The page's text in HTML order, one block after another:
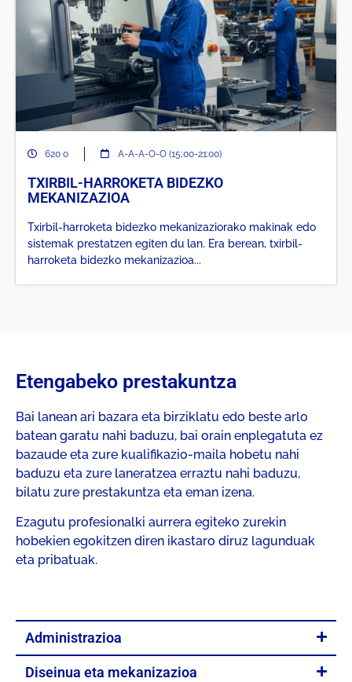
620 o A-A-A-O-O (15;00-21:00)
TXIRBIL-HARROKETA BIDEZKO
MEKANIZAZIOA
Txirbil-harroketa bidezko mekanizaziorako makinak edo
sistemak prestatzen egiten du lan. Era berean, txirbil-
harroketa bidezko mekanizazioa...
Etengabeko prestakuntza
Bai lanean ari bazara eta birziklatu edo beste arlo
batean garatu nahi baduzu, bai orain enplegatuta ez
bazaude eta zure kualifikazio-maila hobetu nahi
baduzu eta zure laneratzea erraztu nahi baduzu,
bilatu zure prestakuntza eta eman izena.
Ezagutu profesionalki aurrera egiteko zurekin
hobekien egokitzen diren ikastaro diruz lagunduak
eta pribatuak.
Administrazioa
Diseinua eta mekanizazioa